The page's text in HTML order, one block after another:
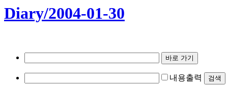
Diary/2004-01-30
내용출력